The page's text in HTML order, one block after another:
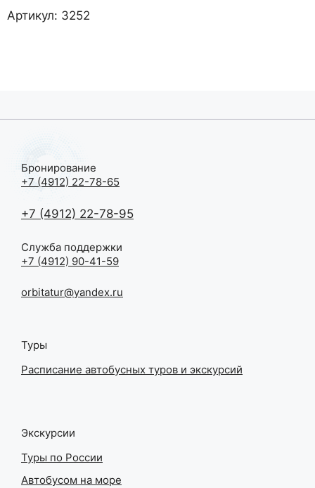
зоопарк+Красная
г
Артикул: 3252
Бронирование
+7 (4912) 22-78-65
+7 (4912) 22-78-95
Служба поддержки
+7 (4912) 90-41-59
orbitatur@yandex.ru
Туры
Расписание автобусных туров и экскурсий
Экскурсии
Туры по России
Автобусом на море